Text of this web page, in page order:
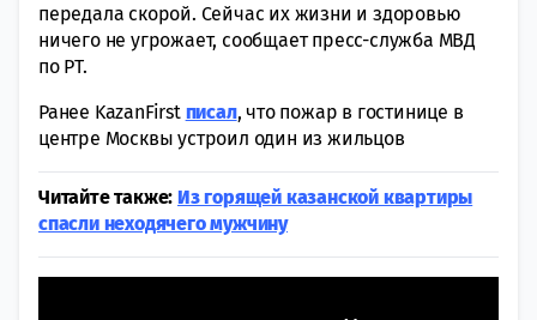
передала скорой. Сейчас их жизни и здоровью
ничего не угрожает, сообщает пресс-служба МВД
по РТ.
Ранее KazanFirst писал, что пожар в гостинице в
центре Москвы устроил один из жильцов
Читайте также: Из горящей казанской квартиры
спасли неходячего мужчину